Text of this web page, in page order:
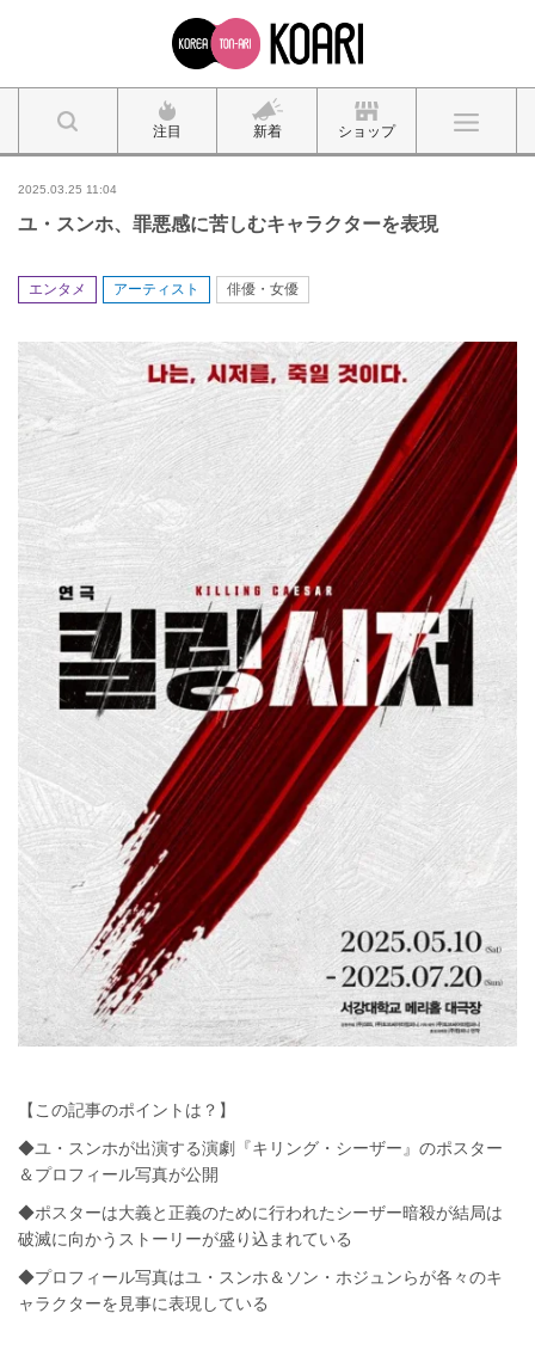
注目 新着 ショップ
2025.03.25 11:04
ユ・スンホ、罪悪感に苦しむキャラクターを表現
エンタメ アーティスト 俳優・女優
【この記事のポイントは？】
◆ユ・スンホが出演する演劇『キリング・シーザー』のポスター
＆プロフィール写真が公開
◆ポスターは大義と正義のために行われたシーザー暗殺が結局は
破滅に向かうストーリーが盛り込まれている
◆プロフィール写真はユ・スンホ＆ソン・ホジュンらが各々のキ
ャラクターを見事に表現している